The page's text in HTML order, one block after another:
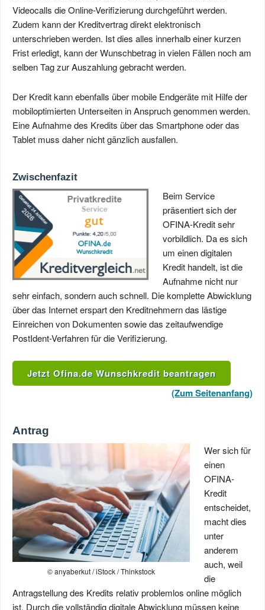
Videocalls die Online-Verifizierung durchgeführt werden.
Zudem kann der Kreditvertrag direkt elektronisch
unterschrieben werden. Ist dies alles innerhalb einer kurzen
Frist erledigt, kann der Wunschbetrag in vielen Fällen noch am
selben Tag zur Auszahlung gebracht werden.
Der Kredit kann ebenfalls über mobile Endgeräte mit Hilfe der
mobiloptimierten Unterseiten in Anspruch genommen werden.
Eine Aufnahme des Kredits über das Smartphone oder das
Tablet muss daher nicht gänzlich ausfallen.
Zwischenfazit
Beim Service
präsentiert sich der
OFINA-Kredit sehr
vorbildlich. Da es sich
um einen digitalen
Kredit handelt, ist die
Aufnahme nicht nur
sehr einfach, sondern auch schnell. Die komplette Abwicklung
über das Internet erspart den Kreditnehmern das lästige
Einreichen von Dokumenten sowie das zeitaufwendige
PostIdent-Verfahren für die Verifizierung.
Jetzt Ofina.de Wunschkredit beantragen
(Zum Seitenanfang)
Antrag
© anyaberkut / iStock / Thinkstock
Wer sich für
einen
OFINA-
Kredit
entscheidet,
macht dies
unter
anderem
auch, weil
die
Antragstellung des Kredits relativ problemlos online möglich
ist. Durch die vollständig digitale Abwicklung müssen keine